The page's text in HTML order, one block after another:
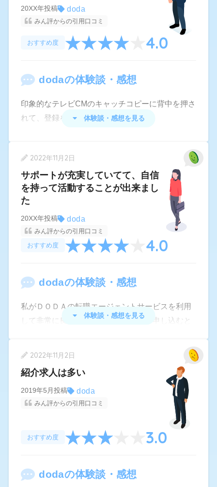
がってきました。他サイトの口コミなどであるよ
うに専門性には欠けるかもしれませんが初めてで
右も左も分からない方にはおすすめです。在職中
で忙しい人もlineでやりとりできますし、職務経歴
調整をしてくれてサポートはかなり手厚いです。
求人がばんばんきますがやりたくない職種はブロ
ックできますし無視しても大丈夫です。担当者さ
20XX年投稿 doda
みん評からの引用口コミ
おすすめ度 4.0
dodaの体験談・感想
印象的なテレビCMのキャッチコピーに背中を押さ
れて、登録をしました。
求人情報に関しても、こちらの要望に沿うよう
に、繰り返し複数求人をご紹介くださいました。
また、私が職選びや面接や転職後のことで抱える
不安や疑問にも一つ一つ答えて下さり、大変心強
かったのが印象的でした。レスポンスに関して
は、まれに時間がかかることもありましたが、全
おかげさまで無事に転職もでき、最後まで面倒を
す。
体験談・感想を見る
2022年11月2日
サポートが充実していてて、自信
を持って活動することが出来まし
た
20XX年投稿 doda
みん評からの引用口コミ
おすすめ度
4.0
dodaの体験談・感想
私がＤＯＤＡの転職エージェントサービスを利用
して非常に良かったと感じています。申し込むと
する履歴書や職務経歴書も細かくサポートして書
もスムーズに通過することが出来ました。その他
にも、ＤＯＤＡの転職エージェントでは面接対策
も重視していて、短い時間に自分をアピールする
ポイントなどもアドバイスを受けることが出来た
ので自信を持って転職活動に挑むことが出来たと
体験談・感想を見る
2022年11月2日
紹介求人は多い
2019年5月投稿 doda
みん評からの引用口コミ
おすすめ度 3.0
dodaの体験談・感想